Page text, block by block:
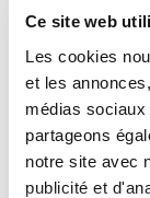
Ce site web
Les cookies
et les
médias
partageons
notre site avec
publicité et
Adresse: